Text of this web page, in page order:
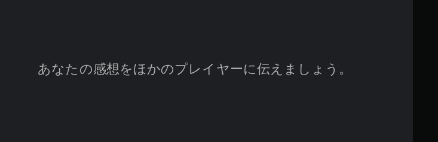
あなたの感想をほかのプレイヤーに伝えましょう。